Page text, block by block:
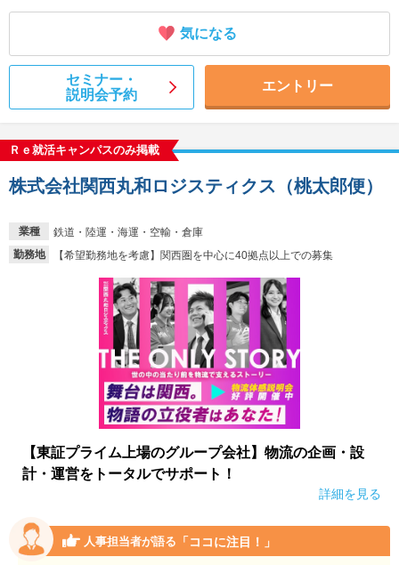
気になる
セミナー・
説明会予約
エントリー
Ｒｅ就活キャンパスのみ掲載
業種
鉄道・陸運・海運・空輸・倉庫
勤務地
【希望勤務地を考慮】関西圏を中心に40拠点以上での募集
株式会社関西丸和ロジスティクス（桃太郎便）
【東証プライム上場のグループ会社】物流の企画・設
計・運営をトータルでサポート！
詳細を見る
人事担当者が語る 「ココに注目！」